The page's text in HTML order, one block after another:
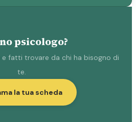
psicologo?
e fatti trovare da chi ha bisogno di
te.
la tua scheda